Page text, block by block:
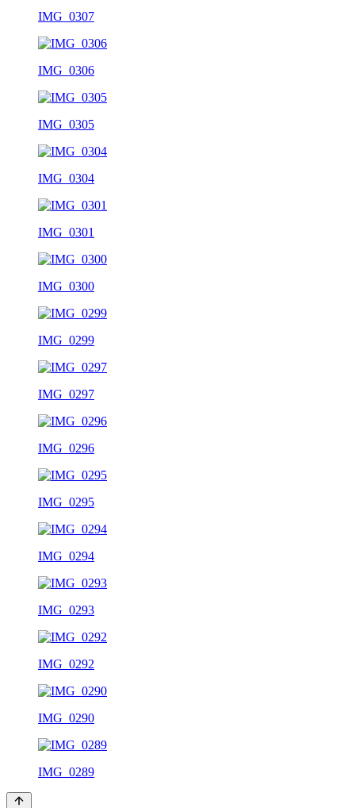
IMG_0307
IMG_0306
IMG_0305
IMG_0304
IMG_0301
IMG_0300
IMG_0299
IMG_0297
IMG_0296
IMG_0295
IMG_0294
IMG_0293
IMG_0292
IMG_0290
IMG_0289